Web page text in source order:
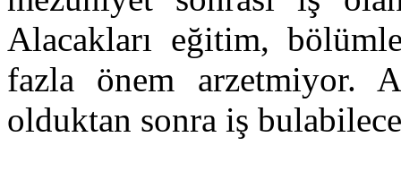
Alacakları eğitim,
fazla önem arzetmiyor.
olduktan sonra iş